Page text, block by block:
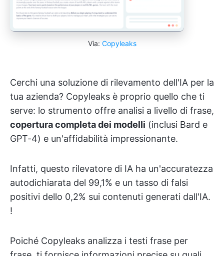
Via: Copyleaks
Cerchi una soluzione di rilevamento dell'IA per la
tua azienda? Copyleaks è proprio quello che ti
serve: lo strumento offre analisi a livello di frase,
copertura completa dei modelli (inclusi Bard e
GPT-4) e un'affidabilità impressionante.
Infatti, questo rilevatore di IA ha un'accuratezza
autodichiarata del 99,1% e un tasso di falsi
positivi dello 0,2% sui contenuti generati dall'IA.
!
Poiché Copyleaks analizza i testi frase per